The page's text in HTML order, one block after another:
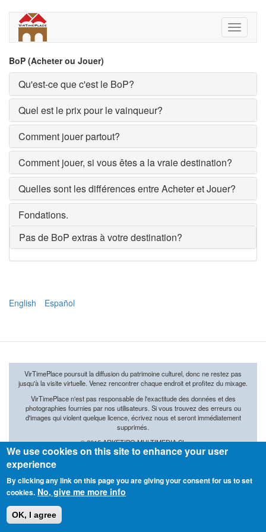
contenu
principal
Toggle
BoP (Acheter ou Jouer)
Qu'est-ce que c'est le BoP?
Quel est le prix pour le vainqueur?
Comment jouer partout?
Comment jouer, si vous êtes a la vraie destination?
Quelles sont les différences entre Acheter et Jouer?
Fondations.
Pas de BoP extras à votre destination?
English Español
VirTimePlace poursuit la diffusion du patrimoine culturel, donc ne restez pas
jusqu'à la visite virtuelle. Venez rencontrer chaque endroit et profitez du mixage.
VirTimePlace n'est pas responsable de l'exactitude des données et des
photographies fournies par nos utilisateurs. Si vous trouvez des erreurs ou
d'images qui violent quelque licence, écrivez nous et seront immédiatement
supprimés.
© 2015 ARKETIPO MULTIMEDIA SL
We use cookies on this site to enhance your user
experience
By clicking any link on this page you are giving your consent for us to set
cookies. No, give me more info
OK, I agree